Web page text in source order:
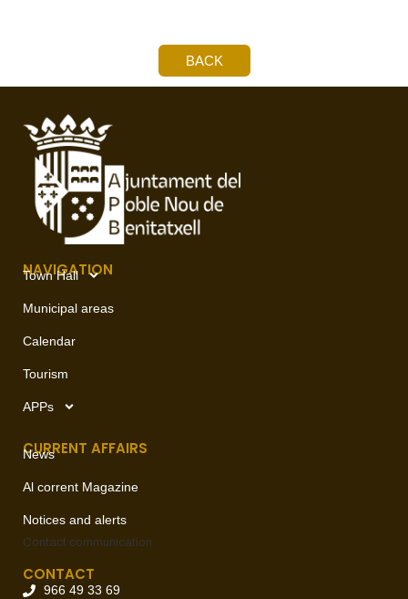
BACK
NAVIGATION
Town Hall
Municipal areas
Calendar
Tourism
APPs
CURRENT AFFAIRS
News
Al corrent Magazine
Notices and alerts
Contact communication
CONTACT
966 49 33 69